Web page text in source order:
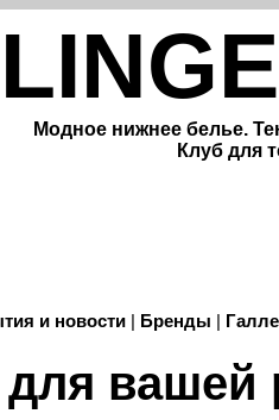
Модное нижнее белье.
Клуб для
и новости| Бренды
для вашей